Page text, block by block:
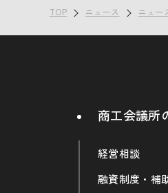
TOP ニュース ニュー
商工会議所
経営相談
融資制度・補